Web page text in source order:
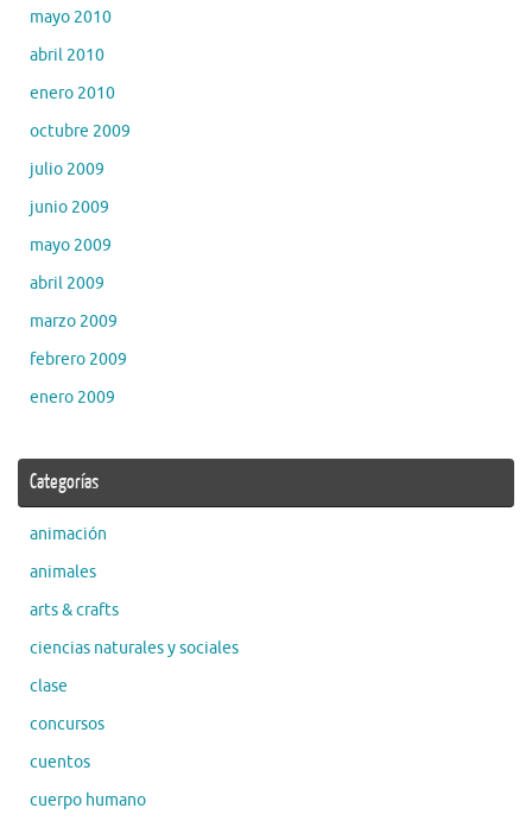
mayo 2010
abril 2010
enero 2010
octubre 2009
julio 2009
junio 2009
mayo 2009
abril 2009
marzo 2009
febrero 2009
enero 2009
Categorías
animación
animales
arts & crafts
ciencias naturales y sociales
clase
concursos
cuentos
cuerpo humano